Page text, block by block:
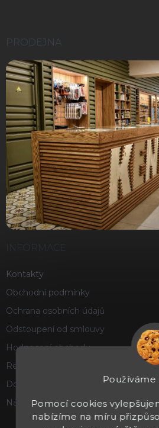
Používáme
Pomocí cookies
nabízíme na míru
PRODEJNA
Kontakty
Obchodní podmínky
Ochrana osobních údajů
Odstoupení od smlouvy
Hodnocení obchodu
Reklamace a vrácení zboží
Doprava a platba
Náš příběh